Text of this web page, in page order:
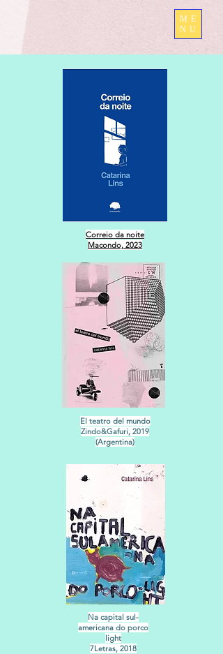
ME
NU
Correio da noite
Macondo, 2023
El teatro del mundo
Zindo&Gafuri, 2019
(Argentina)
Na capital sul-
americana do porco
light
7Letras, 2018